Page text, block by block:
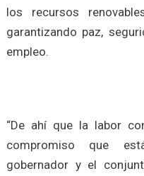
los recursos
garantizando paz,
empleo.
“De ahí que la labor
compromiso que
gobernador y el